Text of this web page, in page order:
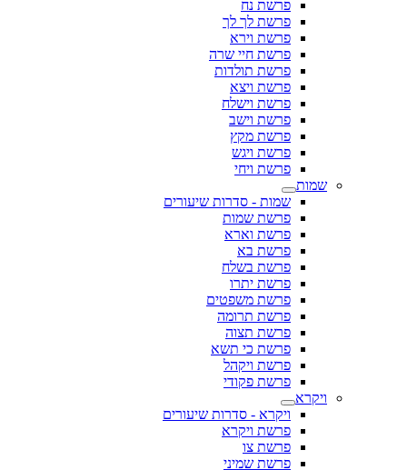
פרשת נח
פרשת לך לך
פרשת וירא
פרשת חיי שרה
פרשת תולדות
פרשת ויצא
פרשת וישלח
פרשת וישב
פרשת מקץ
פרשת ויגש
פרשת ויחי
שמות
שמות - סדרות שיעורים
פרשת שמות
פרשת וארא
פרשת בא
פרשת בשלח
פרשת יתרו
פרשת משפטים
פרשת תרומה
פרשת תצוה
פרשת כי תשא
פרשת ויקהל
פרשת פקודי
ויקרא
ויקרא - סדרות שיעורים
פרשת ויקרא
פרשת צו
פרשת שמיני